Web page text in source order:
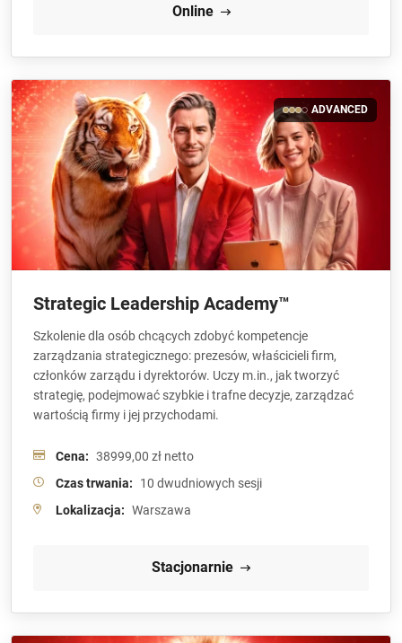
Online
ADVANCED
Strategic Leadership Academy™
Szkolenie dla osób chcących zdobyć kompetencje
zarządzania strategicznego: prezesów, właścicieli firm,
członków zarządu i dyrektorów. Uczy m.in., jak tworzyć
strategię, podejmować szybkie i trafne decyzje, zarządzać
wartością firmy i jej przychodami.
Cena: 38999,00 zł netto
Czas trwania:
10 dwudniowych sesji
Lokalizacja: Warszawa
Stacjonarnie